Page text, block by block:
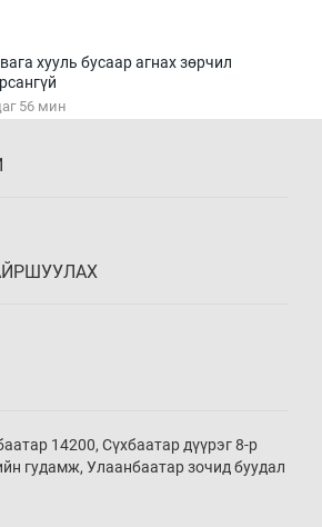
хууль бусаар агнах зөрчил
56 мин
26 мин
56 мин
26 мин
14200, Сүхбаатар дүүрэг 8-р
гудамж, Улаанбаатар зочид буудал